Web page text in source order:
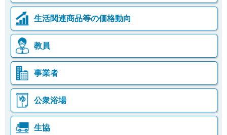
生活関連商品等の価格動向
教員
事業者
公衆浴場
生協